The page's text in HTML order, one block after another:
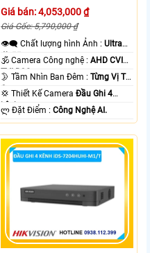
Giá bán: 4,053,000 ₫
Giá Gốc: 5,790,000 ₫
👁️‍🗨 Chất lượng hình Ảnh :Ultra
4k 👍🏾 .
🕉️ Camera Công nghệ :AHD CVI
TVI BCS.
🌛 Tầm Nhìn Ban Đêm :Từng Vị Trí
Camera .
💢 Thiết Kế CameraĐầu Ghi 4
kênh.
️ლ Đặt Điểm :Công Nghệ AI.